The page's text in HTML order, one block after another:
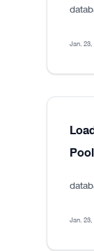
Jan.
Pool
Jan.